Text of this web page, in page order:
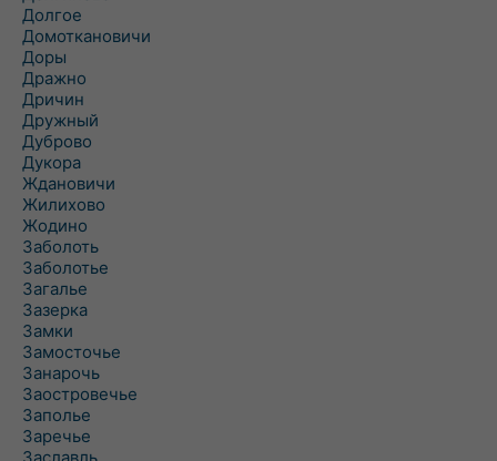
Долгое
Домоткановичи
Доры
Дражно
Дричин
Дружный
Дуброво
Дукора
Ждановичи
Жилихово
Жодино
Заболоть
Заболотье
Загалье
Зазерка
Замки
Замосточье
Занарочь
Заостровечье
Заполье
Заречье